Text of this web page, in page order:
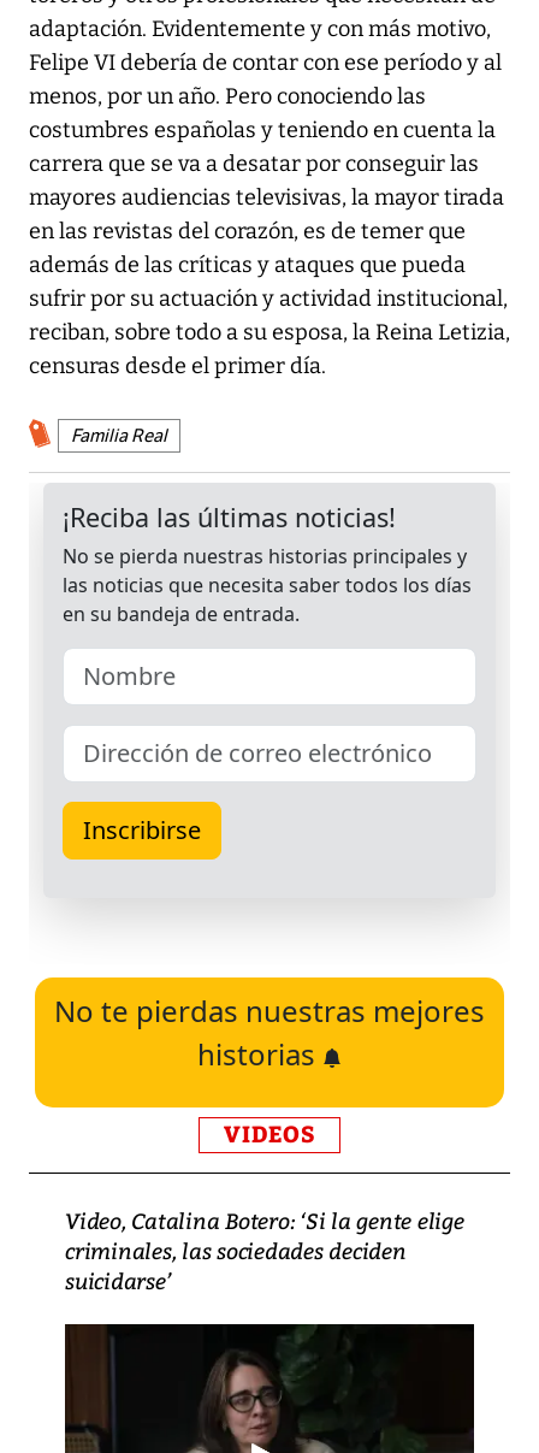
adaptación. Evidentemente y con más motivo,
Felipe VI debería de contar con ese período y al
menos, por un año. Pero conociendo las
costumbres españolas y teniendo en cuenta la
carrera que se va a desatar por conseguir las
mayores audiencias televisivas, la mayor tirada
en las revistas del corazón, es de temer que
además de las críticas y ataques que pueda
sufrir por su actuación y actividad institucional,
reciban, sobre todo a su esposa, la Reina Letizia,
censuras desde el primer día.
Familia Real
No te pierdas nuestras mejores
historias
VIDEOS
Video, Catalina Botero: ‘Si la gente elige
criminales, las sociedades deciden
suicidarse’